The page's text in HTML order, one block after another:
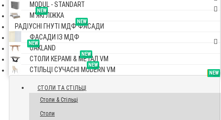
MODUL - STANDART
NEW
М'ЯКІ ЛІЖКА
NEW
РАДІУСНІ ГНУТІ МДФ ФАСАДИ
ФАСАДИ ІЗ МДФ
NEW
OAKLAND
NEW
СТОЛИ КЕРАМІ & МЕТАЛ VM
NEW
СТІЛЬЦІ СУЧАСНІ MODERN VM TOP
СТОЛИ ТА СТІЛЬЦІ
Столи & Стільці
Столи
NEW
NEW
NEW